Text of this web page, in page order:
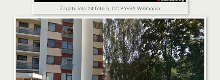
Žagatu iela 24 foto 5, CC BY-SA Wikimapia